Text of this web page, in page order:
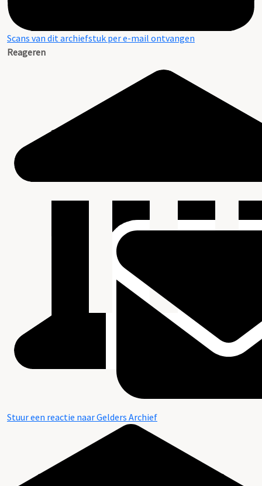
Scans van dit archiefstuk per e-mail ontvangen
Reageren
Stuur een reactie naar Gelders Archief